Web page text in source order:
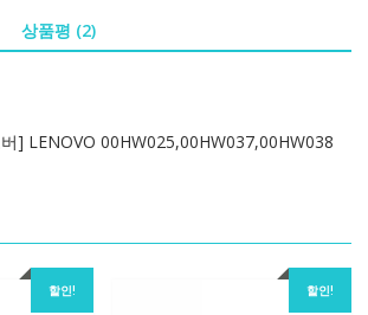
상품평 (2)
] LENOVO 00HW025,00HW037,00HW038
할인! 할인!